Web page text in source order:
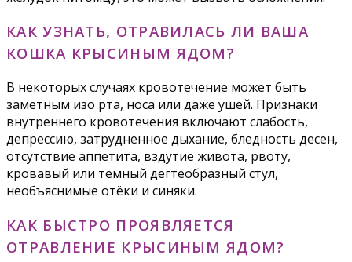
КАК УЗНАТЬ, ОТРАВИЛАСЬ ЛИ ВАША
КОШКА КРЫСИНЫМ ЯДОМ?
В некоторых случаях кровотечение может быть
заметным изо рта, носа или даже ушей. Признаки
внутреннего кровотечения включают слабость,
депрессию, затрудненное дыхание, бледность десен,
отсутствие аппетита, вздутие живота, рвоту,
кровавый или тёмный дегтеобразный стул,
необъяснимые отёки и синяки.
КАК БЫСТРО ПРОЯВЛЯЕТСЯ
ОТРАВЛЕНИЕ КРЫСИНЫМ ЯДОМ?